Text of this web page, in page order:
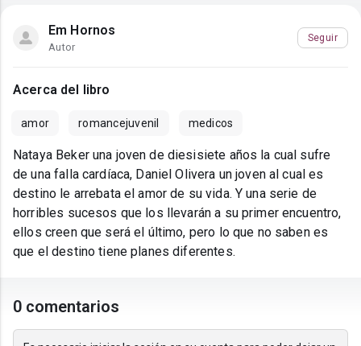
Em Hornos
Autor
Seguir
Acerca del libro
amor romancejuvenil medicos
Nataya Beker una joven de diesisiete años la cual sufre
de una falla cardíaca, Daniel Olivera un joven al cual es
destino le arrebata el amor de su vida. Y una serie de
horribles sucesos que los llevarán a su primer encuentro,
ellos creen que será el último, pero lo que no saben es
que el destino tiene planes diferentes.
0 comentarios